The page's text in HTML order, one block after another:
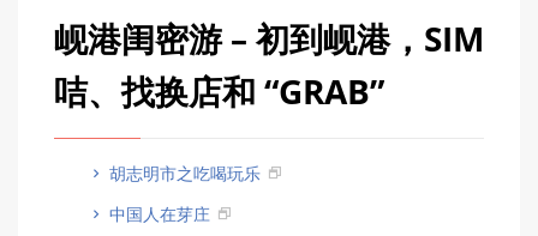
岘港闺密游 – 初到岘港，SIM
咭、找换店和 “GRAB”
胡志明市之吃喝玩乐
中国人在芽庄